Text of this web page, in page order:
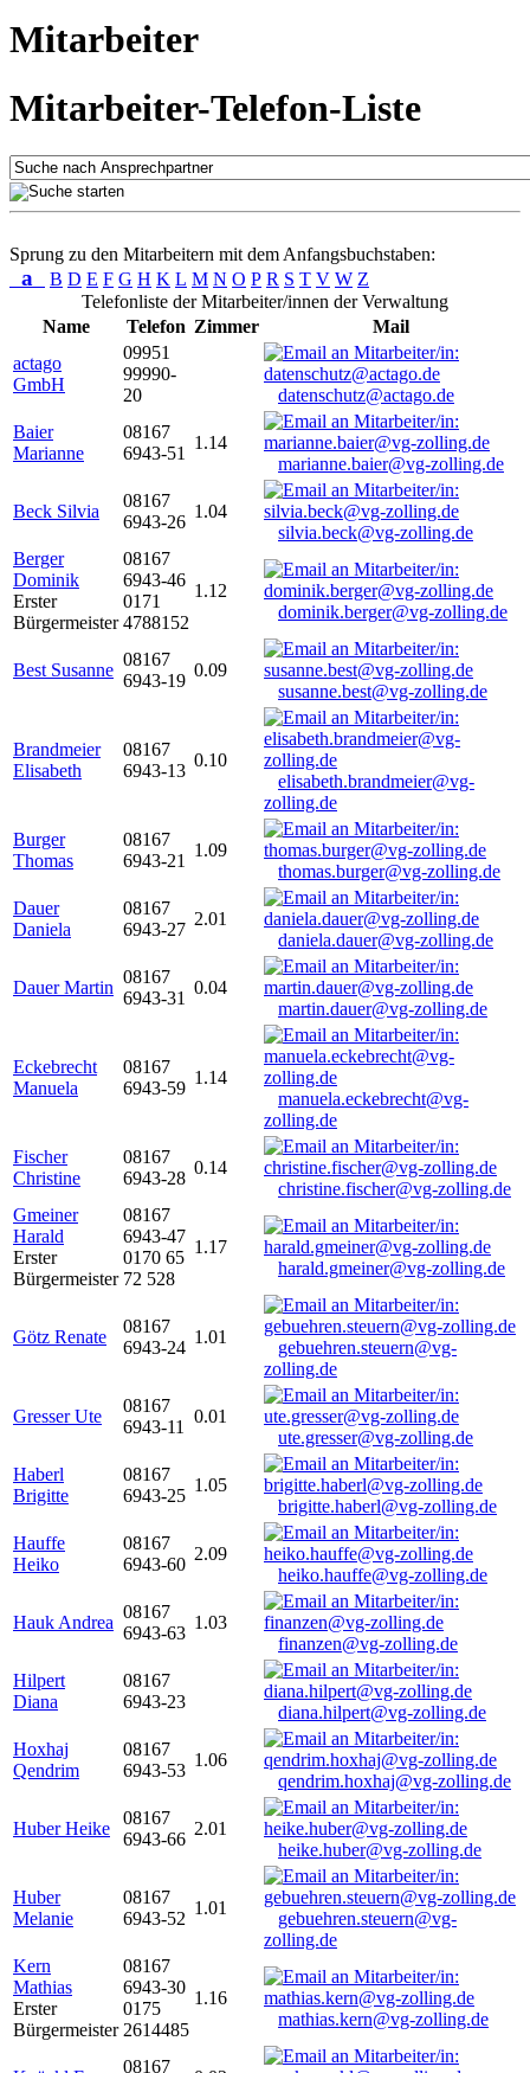
Mitarbeiter
Mitarbeiter-Telefon-Liste
Sprung zu den Mitarbeitern mit dem Anfangsbuchstaben:
a B D E F G H K L M N O P R S T V W Z
Telefonliste der Mitarbeiter/innen der Verwaltung
Name
Telefon Zimmer
Mail
actago
GmbH
09951
99990-
20
datenschutz@actago.de
Baier
Marianne
08167
6943-51
1.14
marianne.baier@vg-zolling.de
Beck Silvia
08167
6943-26
1.04
silvia.beck@vg-zolling.de
Berger
Dominik
Erster
Bürgermeister
08167
6943-46
0171
4788152
1.12
dominik.berger@vg-zolling.de
Best Susanne
08167
6943-19
0.09
susanne.best@vg-zolling.de
Brandmeier
Elisabeth
08167
6943-13
0.10
elisabeth.brandmeier@vg-
zolling.de
Burger
Thomas
08167
6943-21
1.09
thomas.burger@vg-zolling.de
Dauer
Daniela
08167
6943-27
2.01
daniela.dauer@vg-zolling.de
Dauer Martin
08167
6943-31
0.04
martin.dauer@vg-zolling.de
Eckebrecht
Manuela
08167
6943-59
1.14
manuela.eckebrecht@vg-
zolling.de
Fischer
Christine
08167
6943-28
0.14
christine.fischer@vg-zolling.de
Gmeiner
Harald
Erster
Bürgermeister
08167
6943-47
0170 65
72 528
1.17
harald.gmeiner@vg-zolling.de
Götz Renate
08167
6943-24
1.01
gebuehren.steuern@vg-
zolling.de
Gresser Ute
08167
6943-11
0.01
ute.gresser@vg-zolling.de
Haberl
Brigitte
08167
6943-25
1.05
brigitte.haberl@vg-zolling.de
Hauffe
Heiko
08167
6943-60
2.09
heiko.hauffe@vg-zolling.de
Hauk Andrea
08167
6943-63
1.03
finanzen@vg-zolling.de
Hilpert
Diana
08167
6943-23
diana.hilpert@vg-zolling.de
Hoxhaj
Qendrim
08167
6943-53
1.06
qendrim.hoxhaj@vg-zolling.de
Huber Heike
08167
6943-66
2.01
heike.huber@vg-zolling.de
Huber
Melanie
08167
6943-52
1.01
gebuehren.steuern@vg-
zolling.de
Kern
Mathias
Erster
Bürgermeister
08167
6943-30
0175
2614485
1.16
mathias.kern@vg-zolling.de
08167